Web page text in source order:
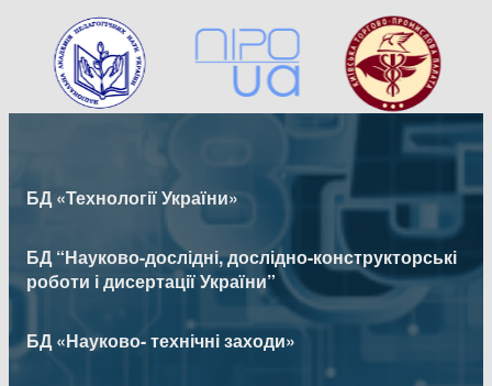
БД «Технології України»
БД “Науково-дослідні, дослідно-конструкторські
роботи і дисертації України”
БД «Науково- технічні заходи»